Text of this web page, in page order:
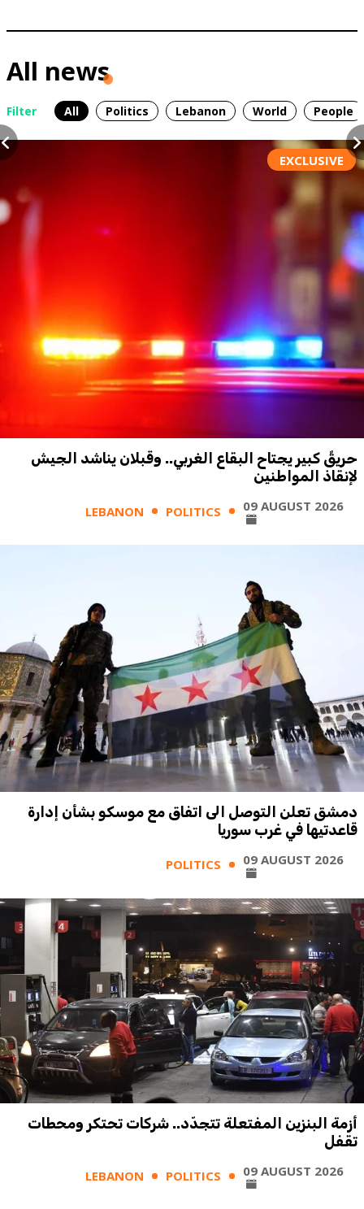
All news
Filter All Politics Lebanon World People
EXCLUSIVE
حريقٌ كبير يجتاح البقاع الغربي.. وقبلان يناشد الجيش
لإنقاذ المواطنين
LEBANON POLITICS 09 AUGUST 2026
دمشق تعلن التوصل الى اتفاق مع موسكو بشأن إدارة
قاعدتيها في غرب سوريا
POLITICS 09 AUGUST 2026
أزمة البنزين المفتعلة تتجدّد.. شركات تحتكر ومحطات
تقفل
LEBANON POLITICS 09 AUGUST 2026